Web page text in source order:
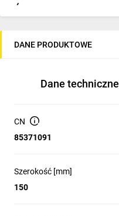
DANE PRODUKTOWE
Dane techniczne
CN
85371091
Szerokość [mm]
150